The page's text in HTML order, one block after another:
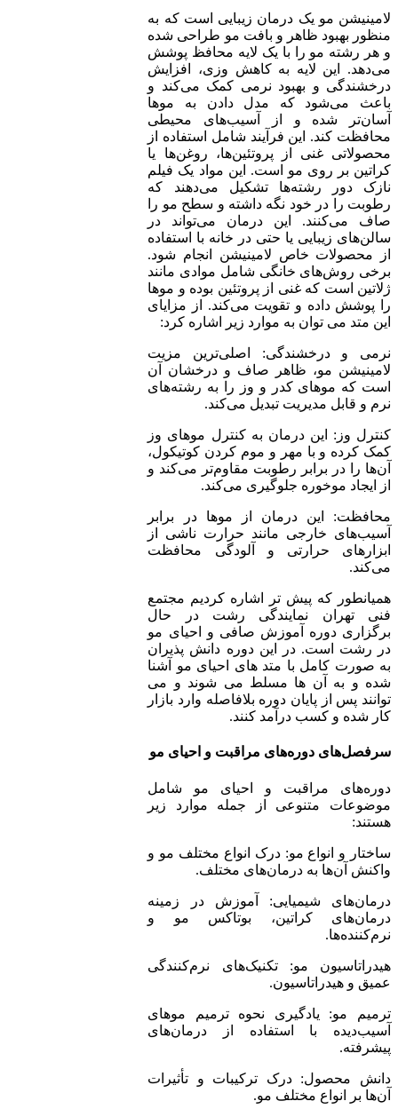
لامینیشن مو یک درمان زیبایی است که به
منظور بهبود ظاهر و بافت مو طراحی شده
و هر رشته مو را با یک لایه محافظ پوشش
می‌دهد. این لایه به کاهش وزی، افزایش
درخشندگی و بهبود نرمی کمک می‌کند و
باعث می‌شود که مدل دادن به موها
آسان‌تر شده و از آسیب‌های محیطی
محافظت کند. این فرآیند شامل استفاده از
محصولاتی غنی از پروتئین‌ها، روغن‌ها یا
کراتین بر روی مو است. این مواد یک فیلم
نازک دور رشته‌ها تشکیل می‌دهند که
رطوبت را در خود نگه داشته و سطح مو را
صاف می‌کنند. این درمان می‌تواند در
سالن‌های زیبایی یا حتی در خانه با استفاده
از محصولات خاص لامینیشن انجام شود.
برخی روش‌های خانگی شامل موادی مانند
ژلاتین است که غنی از پروتئین بوده و موها
را پوشش داده و تقویت می‌کند. از مزایای
این متد می توان به موارد زیر اشاره کرد:
نرمی و درخشندگی: اصلی‌ترین مزیت
لامینیشن مو، ظاهر صاف و درخشان آن
است که موهای کدر و وز را به رشته‌های
نرم و قابل مدیریت تبدیل می‌کند.
کنترل وز: این درمان به کنترل موهای وز
کمک کرده و با مهر و موم کردن کوتیکول،
آن‌ها را در برابر رطوبت مقاوم‌تر می‌کند و
از ایجاد موخوره جلوگیری می‌کند.
محافظت: این درمان از موها در برابر
آسیب‌های خارجی مانند حرارت ناشی از
ابزارهای حرارتی و آلودگی محافظت
می‌کند.
همیانطور که پیش تر اشاره کردیم مجتمع
فنی تهران نمایندگی رشت در حال
برگزاری دوره آموزش صافی و احیای مو
در رشت است. در این دوره دانش پذیران
به صورت کامل با متد های احیای مو آشنا
شده و به آن ها مسلط می شوند و می
توانند پس از پایان دوره بلافاصله وارد بازار
کار شده و کسب درآمد کنند.
سرفصل‌های دوره‌های مراقبت و احیای مو
دوره‌های مراقبت و احیای مو شامل
موضوعات متنوعی از جمله موارد زیر
هستند:
ساختار و انواع مو: درک انواع مختلف مو و
واکنش آن‌ها به درمان‌های مختلف.
درمان‌های شیمیایی: آموزش در زمینه
درمان‌های کراتین، بوتاکس مو و
نرم‌کننده‌ها.
هیدراتاسیون مو: تکنیک‌های نرم‌کنندگی
عمیق و هیدراتاسیون.
ترمیم مو: یادگیری نحوه ترمیم موهای
آسیب‌دیده با استفاده از درمان‌های
پیشرفته.
دانش محصول: درک ترکیبات و تأثیرات
آن‌ها بر انواع مختلف مو.